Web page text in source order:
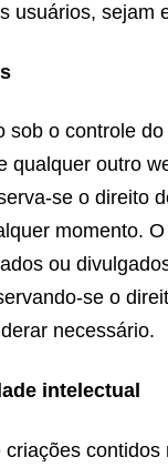
usuários, sejam
sob o controle
qualquer outro
se o direito
momento.
ou
se o
necessário.
intelectual